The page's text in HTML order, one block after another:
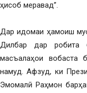
ҳисоб меравад”.
Дар идомаи ҳамоиш
Дилбар дар робита
масъалаҳои вобаста
намуд. Афзуд, ки
Эмомалӣ Раҳмон